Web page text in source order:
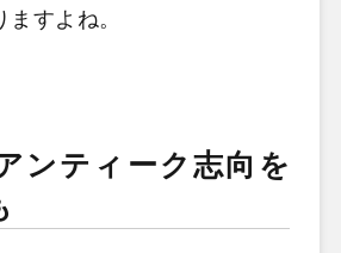
すよね。
ンティーク志向を